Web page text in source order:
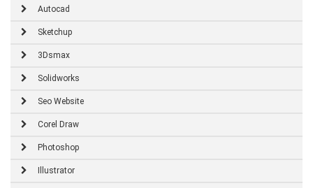
Autocad
Sketchup
3Dsmax
Solidworks
Seo Website
Corel Draw
Photoshop
Illustrator